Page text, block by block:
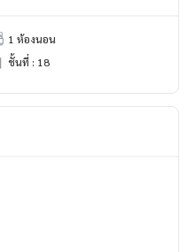
1 ห้องนอน
ชั้นที่ : 18